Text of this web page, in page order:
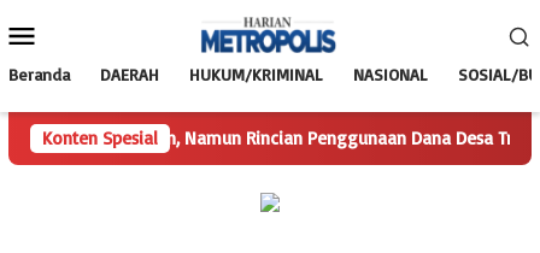
ke
Mobile
Beranda DAERAH HUKUM/KRIMINAL NASIONAL SOSIAL/
Konten Spesial
Disampaikan, Namun Rincian Penggunaan Dana Desa Trimulyo